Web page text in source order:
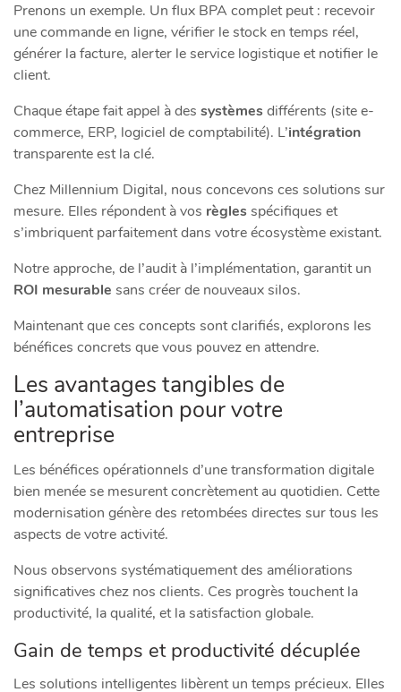
Prenons un exemple. Un flux BPA complet peut : recevoir
une commande en ligne, vérifier le stock en temps réel,
générer la facture, alerter le service logistique et notifier le
client.
Chaque étape fait appel à des systèmesdifférents (site e-
commerce, ERP, logiciel de comptabilité). L’intégration
transparente est la clé.
Chez Millennium Digital, nous concevons ces solutions sur
mesure. Elles répondent à vos règlesspécifiques et
s’imbriquent parfaitement dans votre écosystème existant.
Notre approche, de l’audit à l’implémentation, garantit un
ROI mesurable sans créer de nouveaux silos.
Maintenant que ces concepts sont clarifiés, explorons les
bénéfices concrets que vous pouvez en attendre.
Les avantages tangibles de
l’automatisation pour votre
entreprise
Les bénéfices opérationnels d’une transformation digitale
bien menée se mesurent concrètement au quotidien. Cette
modernisation génère des retombées directes sur tous les
aspects de votre activité.
Nous observons systématiquement des améliorations
significatives chez nos clients. Ces progrès touchent la
productivité, la qualité, et la satisfaction globale.
Gain de temps et productivité décuplée
Les solutions intelligentes libèrent un temps précieux. Elles